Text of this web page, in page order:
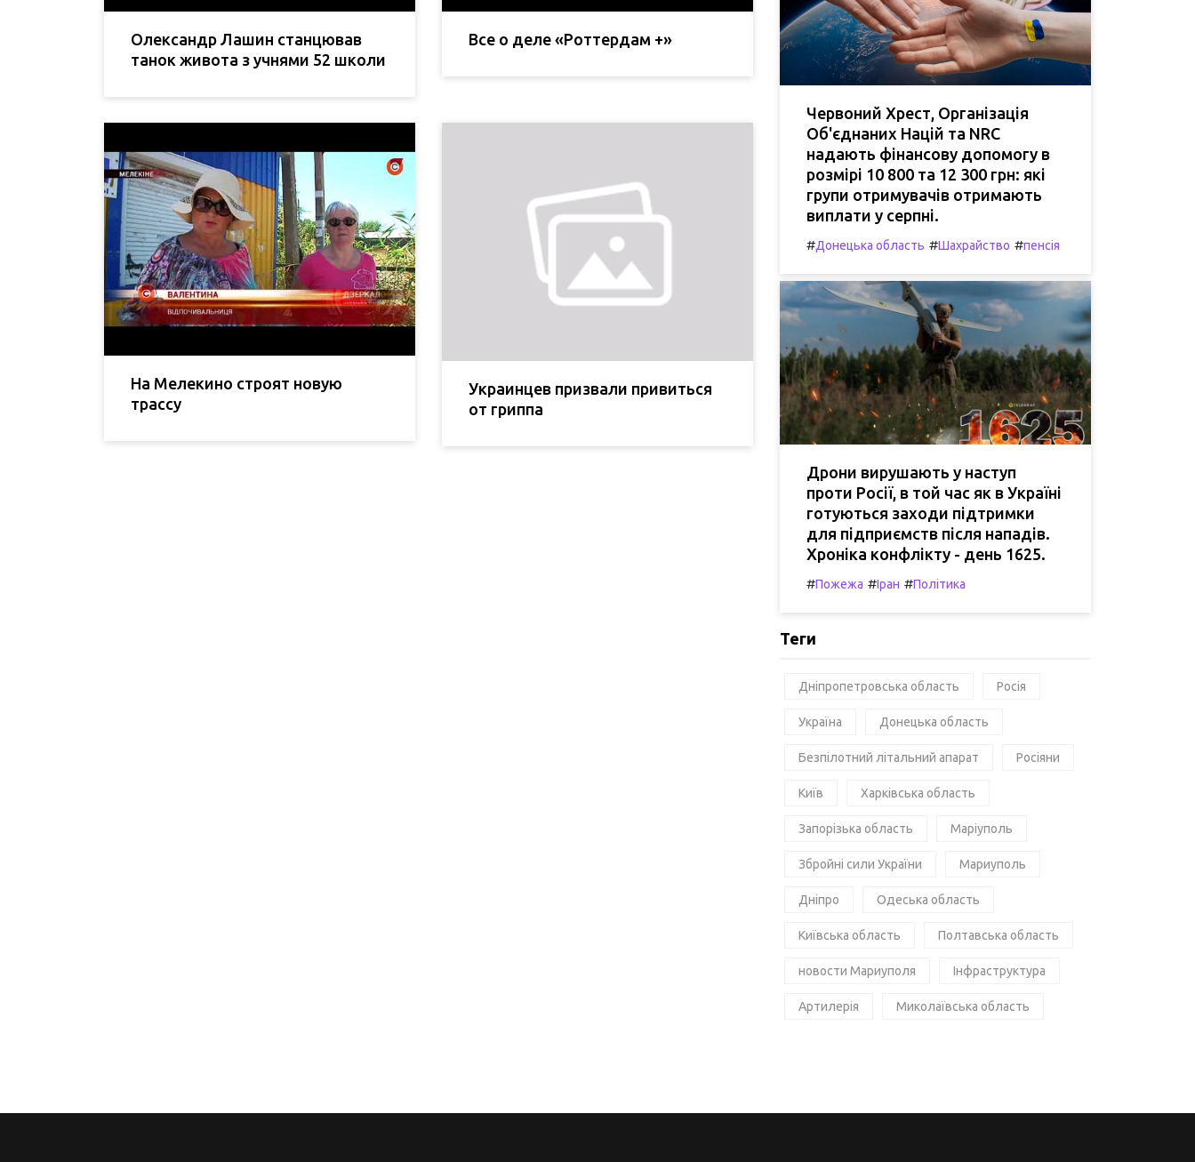
Олександр Лашин станцював
танок живота з учнями 52 школи
Все о деле «Роттердам +»
На Мелекино строят новую
трассу
Украинцев призвали привиться
от гриппа
Червоний Хрест, Організація
Об'єднаних Націй та NRC
надають фінансову допомогу в
розмірі 10 800 та 12 300 грн: які
групи отримувачів отримають
виплати у серпні.
#Донецька область #Шахрайство #пенсія
Дрони вирушають у наступ
проти Росії, в той час як в Україні
готуються заходи підтримки
для підприємств після нападів.
Хроніка конфлікту - день 1625.
#Пожежа #Іран #Політика
Теги
Дніпропетровська область Росія
Україна Донецька область
Безпілотний літальний апарат Росіяни
Київ Харківська область
Запорізька область Маріуполь
Збройні сили України Мариуполь
Дніпро Одеська область
Київська область Полтавська область
новости Мариуполя Інфраструктура
Артилерія Миколаївська область